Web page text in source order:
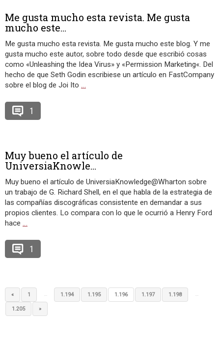
Me gusta mucho esta revista. Me gusta
mucho este...
Me gusta mucho esta revista. Me gusta mucho este blog. Y me
gusta mucho este autor, sobre todo desde que escribió cosas
como «Unleashing the Idea Virus» y «Permission Marketing«. Del
hecho de que Seth Godin escribiese un artículo en FastCompany
sobre el blog de Joi Ito …
1
Muy bueno el artículo de
UniversiaKnowle...
Muy bueno el artículo de UniversiaKnowledge@Wharton sobre
un trabajo de G. Richard Shell, en el que habla de la estrategia de
las compañías discográficas consistente en demandar a sus
propios clientes. Lo compara con lo que le ocurrió a Henry Ford
hace …
1
« 1 … 1.194 1.195 1.196 1.197 1.198 …
1.205 »